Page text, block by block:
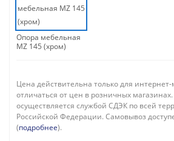
Опора мебельная
MZ 145 (хром)
Цена действительна только для
отличаться от цен в розничных магазинах.
осуществляется службой СДЭК по всей
Российской Федерации. Самовывоз
(подробнее).